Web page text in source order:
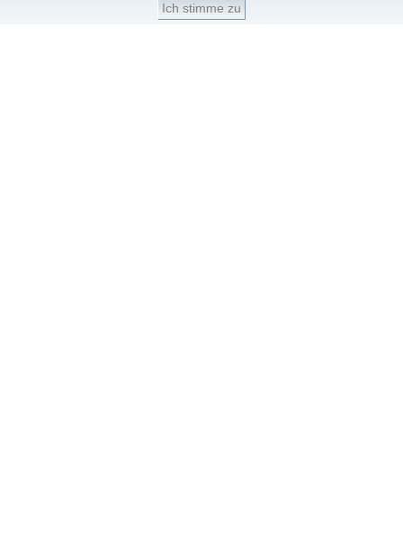
Ich stimme zu